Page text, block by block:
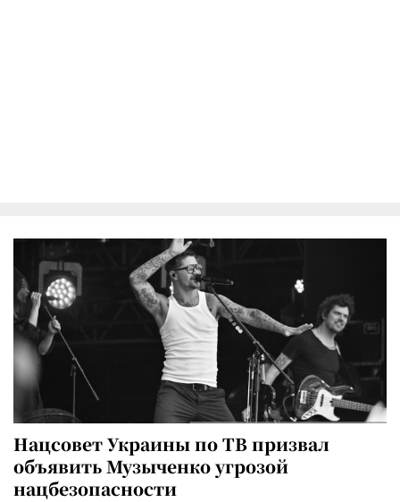
Нацсовет Украины по ТВ призвал
объявить Музыченко угрозой
нацбезопасности